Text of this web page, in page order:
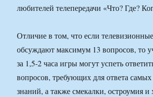
любителей телепередачи «Что? Где?
Отличие в том, что если
обсуждают максимум 13 вопросов, то
за 1,5-2 часа игры могут успеть
вопросов, требующих для ответа
знаний, а также смекалки, остроумия и